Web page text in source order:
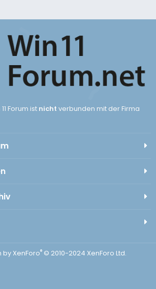
Forum ist nicht verbunden mit der Firma
XenForo® © 2010-2024 XenForo Ltd.